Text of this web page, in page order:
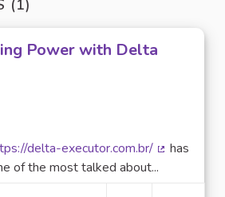
(1)
Power with Delta
delta-executor.com.br/
has
of the most talked about...